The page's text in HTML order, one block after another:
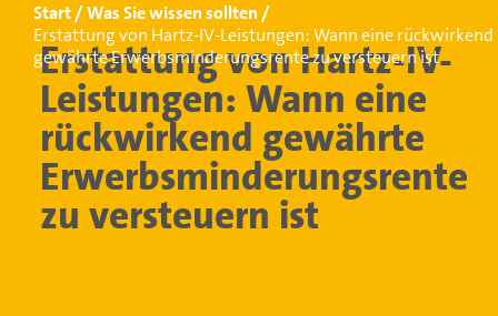
Start
Was Sie wissen sollten
Erstattung von Hartz-IV-Leistungen: Wann eine rückwirkend
gewährte Erwerbsminderungsrente zu versteuern ist
Erstattung von Hartz-IV-
Leistungen: Wann eine
rückwirkend gewährte
Erwerbsminderungsrente
zu versteuern ist